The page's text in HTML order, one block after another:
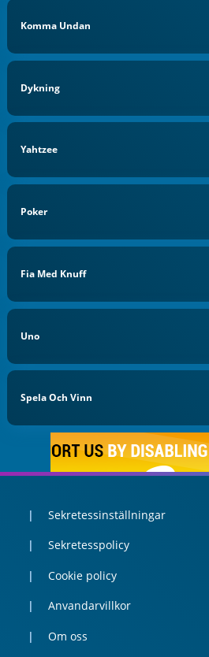
Komma Undan
Dykning
Yahtzee
Poker
Fia Med Knuff
Uno
Spela Och Vinn
Sekretessinställningar
Sekretesspolicy
Cookie policy
Anvandarvillkor
Om oss